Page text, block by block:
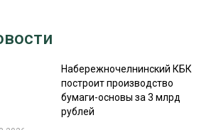
Набережночелнинский КБК
построит производство
бумаги-основы за 3 млрд
рублей